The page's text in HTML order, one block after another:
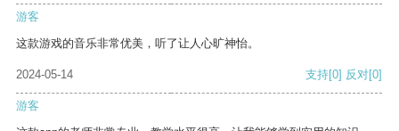
游客
这款游戏的音乐非常优美，听了让人心旷神怡。
2024-05-14 支持[0] 反对[0]
游客